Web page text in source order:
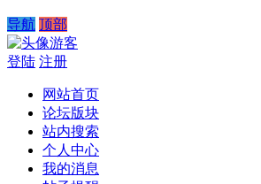
导航 顶部
游客
登陆 注册
网站首页
论坛版块
站内搜索
个人中心
我的消息